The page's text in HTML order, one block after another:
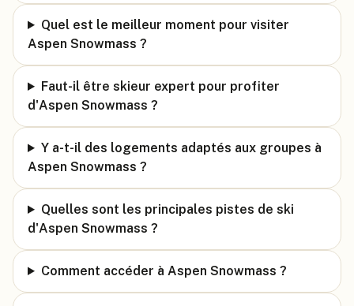
Quel est le meilleur moment pour visiter
Aspen Snowmass ?
Faut-il être skieur expert pour profiter
d'Aspen Snowmass ?
Y a-t-il des logements adaptés aux groupes à
Aspen Snowmass ?
Quelles sont les principales pistes de ski
d'Aspen Snowmass ?
Comment accéder à Aspen Snowmass ?